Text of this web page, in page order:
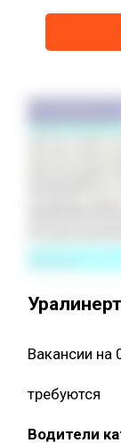
Вакансии на
требуются
Водители